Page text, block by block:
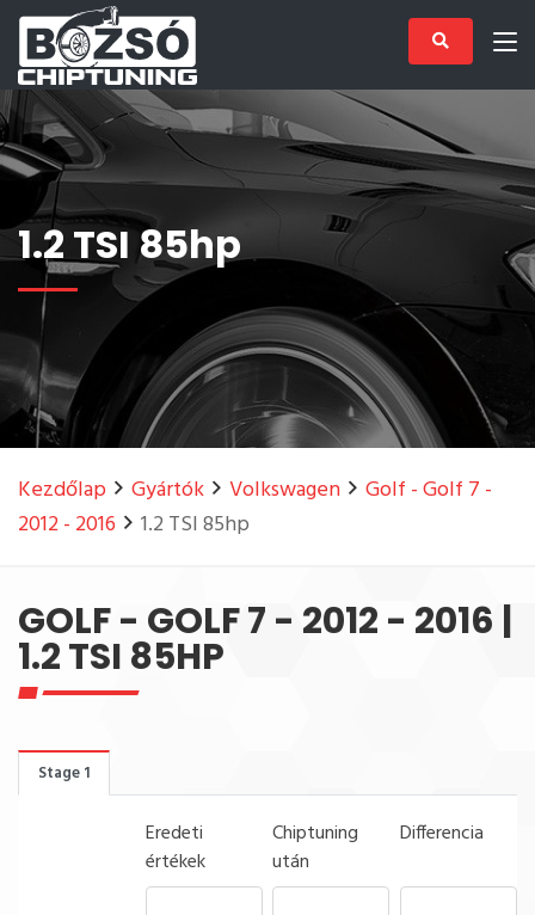
1.2 TSI 85hp
Kezdőlap Gyártók Volkswagen
Golf - Golf 7 -
2012 - 2016
1.2 TSI 85hp
GOLF - GOLF 7 - 2012 - 2016 |
1.2 TSI 85HP
Stage 1
Eredeti
értékek
Chiptuning
után
Differencia